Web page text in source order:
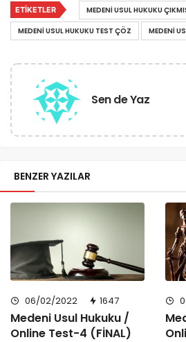
ETIKETLER
MEDENI USUL HUKUKU
MEDENI USUL HUKUKU TEST ÇÖZ
MEDENI
Sen de Yaz
BENZER YAZILAR
06/02/2022 1647
Medeni Usul Hukuku /
Online Test-4 (FİNAL)